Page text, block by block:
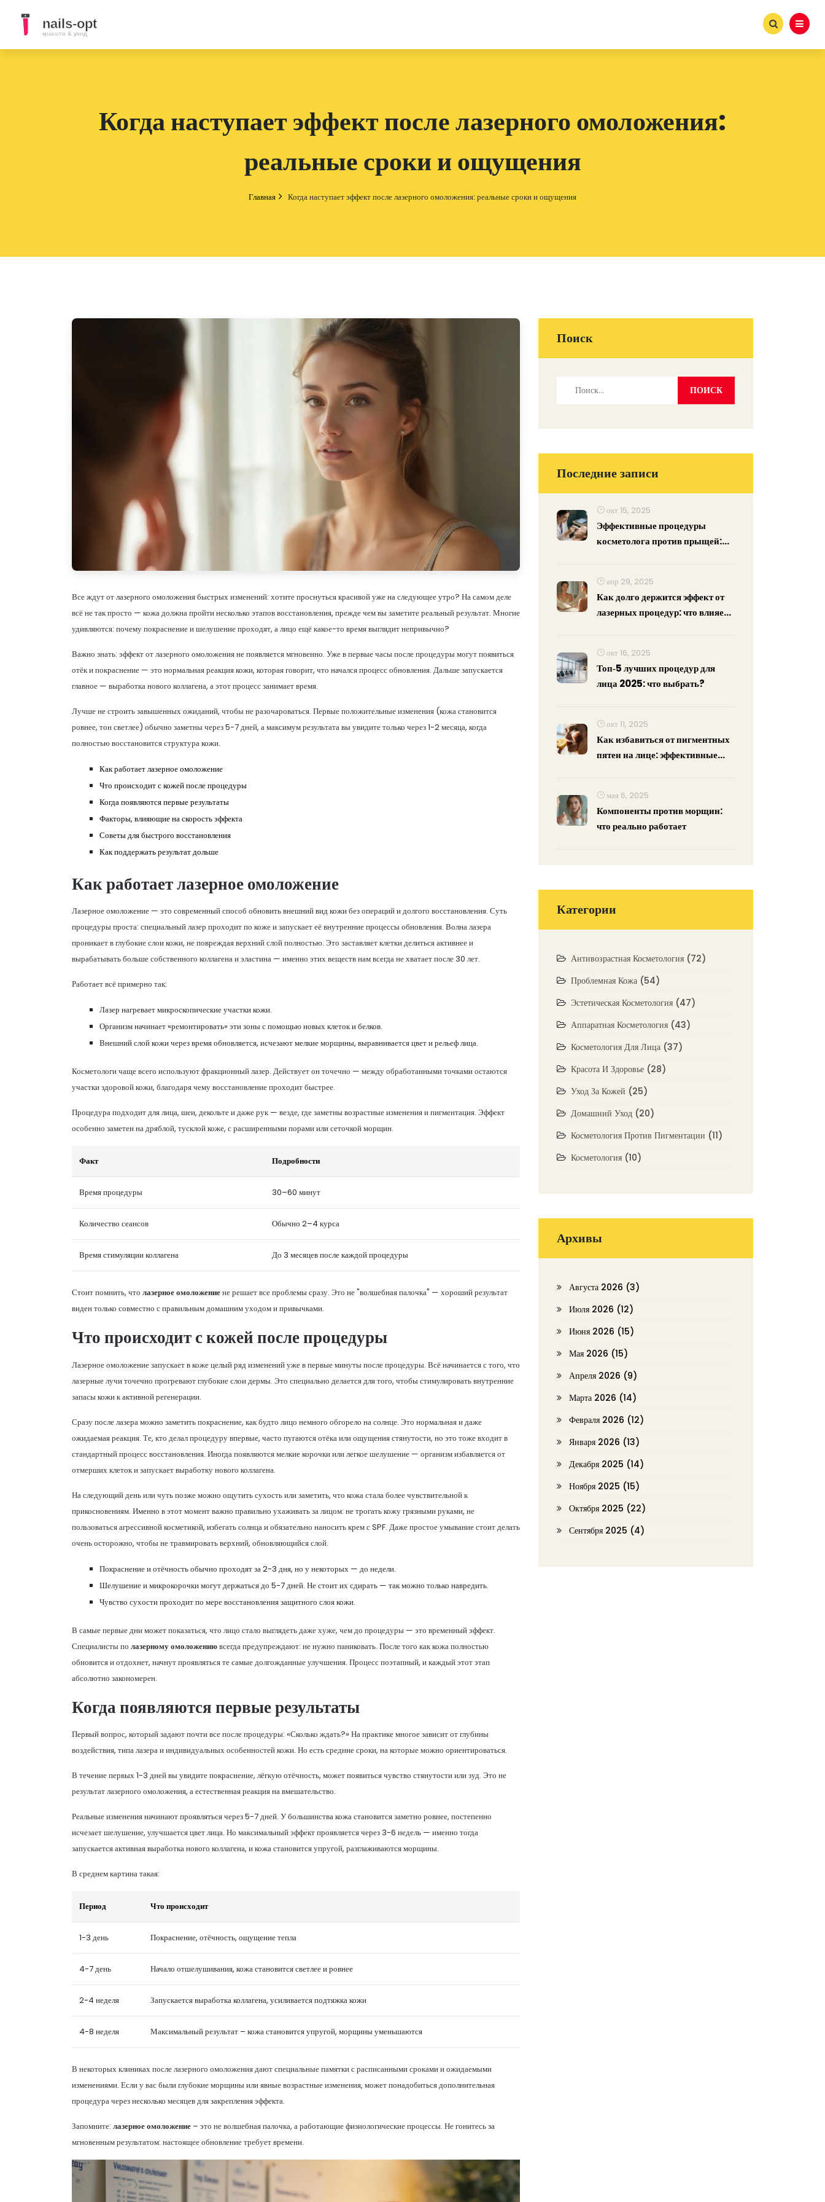
Когда наступает эффект после лазерного омоложения:
реальные сроки и ощущения
Главная Когда наступает эффект после лазерного омоложения: реальные сроки и ощущения
Все ждут от лазерного омоложения быстрых изменений: хотите проснуться красивой уже на следующее утро? На самом деле
всё не так просто — кожа должна пройти несколько этапов восстановления, прежде чем вы заметите реальный результат. Многие
удивляются: почему покраснение и шелушение проходят, а лицо ещё какое-то время выглядит непривычно?
Важно знать: эффект от лазерного омоложения не появляется мгновенно. Уже в первые часы после процедуры могут появиться
отёк и покраснение — это нормальная реакция кожи, которая говорит, что начался процесс обновления. Дальше запускается
главное — выработка нового коллагена, а этот процесс занимает время.
Лучше не строить завышенных ожиданий, чтобы не разочароваться. Первые положительные изменения (кожа становится
ровнее, тон светлее) обычно заметны через 5-7 дней, а максимум результата вы увидите только через 1-2 месяца, когда
полностью восстановится структура кожи.
Как работает лазерное омоложение
Что происходит с кожей после процедуры
Когда появляются первые результаты
Факторы, влияющие на скорость эффекта
Советы для быстрого восстановления
Как поддержать результат дольше
Как работает лазерное омоложение
Лазерное омоложение — это современный способ обновить внешний вид кожи без операций и долгого восстановления. Суть
процедуры проста: специальный лазер проходит по коже и запускает её внутренние процессы обновления. Волна лазера
проникает в глубокие слои кожи, не повреждая верхний слой полностью. Это заставляет клетки делиться активнее и
вырабатывать больше собственного коллагена и эластина — именно этих веществ нам всегда не хватает после 30 лет.
Работает всё примерно так:
Лазер нагревает микроскопические участки кожи.
Организм начинает «ремонтировать» эти зоны с помощью новых клеток и белков.
Внешний слой кожи через время обновляется, исчезают мелкие морщины, выравнивается цвет и рельеф лица.
Косметологи чаще всего используют фракционный лазер. Действует он точечно — между обработанными точками остаются
участки здоровой кожи, благодаря чему восстановление проходит быстрее.
Процедура подходит для лица, шеи, декольте и даже рук — везде, где заметны возрастные изменения и пигментация. Эффект
особенно заметен на дряблой, тусклой коже, с расширенными порами или сеточкой морщин.
Факт Подробности
Время процедуры 30–60 минут
Количество сеансов Обычно 2–4 курса
Время стимуляции коллагена До 3 месяцев после каждой процедуры
Стоит помнить, что лазерное омоложениене решает все проблемы сразу. Это не "волшебная палочка" — хороший результат
виден только совместно с правильным домашним уходом и привычками.
Что происходит с кожей после процедуры
Лазерное омоложение запускает в коже целый ряд изменений уже в первые минуты после процедуры. Всё начинается с того, что
лазерные лучи точечно прогревают глубокие слои дермы. Это специально делается для того, чтобы стимулировать внутренние
запасы кожи к активной регенерации.
Сразу после лазера можно заметить покраснение, как будто лицо немного обгорело на солнце. Это нормальная и даже
ожидаемая реакция. Те, кто делал процедуру впервые, часто пугаются отёка или ощущения стянутости, но это тоже входит в
стандартный процесс восстановления. Иногда появляются мелкие корочки или легкое шелушение — организм избавляется от
отмерших клеток и запускает выработку нового коллагена.
На следующий день или чуть позже можно ощутить сухость или заметить, что кожа стала более чувствительной к
прикосновениям. Именно в этот момент важно правильно ухаживать за лицом: не трогать кожу грязными руками, не
пользоваться агрессивной косметикой, избегать солнца и обязательно наносить крем с SPF. Даже простое умывание стоит делать
очень осторожно, чтобы не травмировать верхний, обновляющийся слой.
Покраснение и отёчность обычно проходят за 2-3 дня, но у некоторых — до недели.
Шелушение и микрокорочки могут держаться до 5-7 дней. Не стоит их сдирать — так можно только навредить.
Чувство сухости проходит по мере восстановления защитного слоя кожи.
В самые первые дни может показаться, что лицо стало выглядеть даже хуже, чем до процедуры — это временный эффект.
Специалисты по лазерному омоложениювсегда предупреждают: не нужно паниковать. После того как кожа полностью
обновится и отдохнет, начнут проявляться те самые долгожданные улучшения. Процесс поэтапный, и каждый этот этап
абсолютно закономерен.
Когда появляются первые результаты
Первый вопрос, который задают почти все после процедуры: «Сколько ждать?» На практике многое зависит от глубины
воздействия, типа лазера и индивидуальных особенностей кожи. Но есть средние сроки, на которые можно ориентироваться.
В течение первых 1-3 дней вы увидите покраснение, лёгкую отёчность, может появиться чувство стянутости или зуд. Это не
результат лазерного омоложения, а естественная реакция на вмешательство.
Реальные изменения начинают проявляться через 5-7 дней. У большинства кожа становится заметно ровнее, постепенно
исчезает шелушение, улучшается цвет лица. Но максимальный эффект проявляется через 3-6 недель — именно тогда
запускается активная выработка нового коллагена, и кожа становится упругой, разглаживаются морщины.
В среднем картина такая:
Период Что происходит
1-3 день Покраснение, отёчность, ощущение тепла
4-7 день Начало отшелушивания, кожа становится светлее и ровнее
2-4 неделя Запускается выработка коллагена, усиливается подтяжка кожи
4-8 неделя Максимальный результат – кожа становится упругой, морщины уменьшаются
В некоторых клиниках после лазерного омоложения дают специальные памятки с расписанными сроками и ожидаемыми
изменениями. Если у вас были глубокие морщины или явные возрастные изменения, может понадобиться дополнительная
процедура через несколько месяцев для закрепления эффекта.
Запомните: лазерное омоложение – это не волшебная палочка, а работающие физиологические процессы. Не гонитесь за
мгновенным результатом: настоящее обновление требует времени.
Поиск
Последние записи
окт 15, 2025
Эффективные процедуры
косметолога против прыщей:
апр 29, 2025
Как долго держится эффект от
лазерных процедур: что влияет
окт 16, 2025
Топ‑5 лучших процедур для
лица 2025: что выбрать?
окт 11, 2025
Как избавиться от пигментных
пятен на лице: эффективные
мая 6, 2025
Компоненты против морщин:
что реально работает
Категории
Антивозрастная Косметология (72)
Проблемная Кожа (54)
Эстетическая Косметология (47)
Аппаратная Косметология (43)
Косметология Для Лица (37)
Красота И Здоровье (28)
Уход За Кожей (25)
Домашний Уход (20)
Косметология Против Пигментации (11)
Косметология (10)
Архивы
Августа 2026 (3)
Июля 2026 (12)
Июня 2026 (15)
Мая 2026 (15)
Апреля 2026 (9)
Марта 2026 (14)
Февраля 2026 (12)
Января 2026 (13)
Декабря 2025 (14)
Ноября 2025 (15)
Октября 2025 (22)
Сентября 2025 (4)